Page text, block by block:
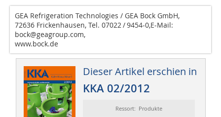
GEA Refrigeration Technologies / GEA Bock GmbH,
72636 Frickenhausen, Tel. 07022 / 9454-0,E-Mail:
bock@geagroup.com,
www.bock.de
Dieser Artikel erschien in
KKA 02/2012
Ressort: Produkte